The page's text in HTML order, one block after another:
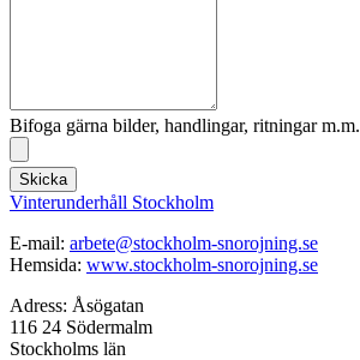
Bifoga gärna bilder, handlingar, ritningar m.m.
Skicka
Vinterunderhåll Stockholm
E-mail: arbete@stockholm-snorojning.se
Hemsida: www.stockholm-snorojning.se
Adress: Åsögatan
116 24 Södermalm
Stockholms län